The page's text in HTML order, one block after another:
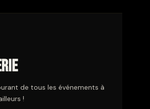
de tous les événements à
!